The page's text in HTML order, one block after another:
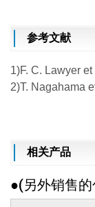
参考文献
1)F. C. Lawyer et
2)T. Nagahama
相关产品
●(另外销售